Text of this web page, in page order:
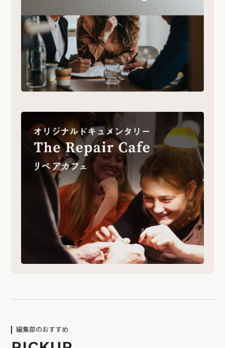
編集部のおすすめ